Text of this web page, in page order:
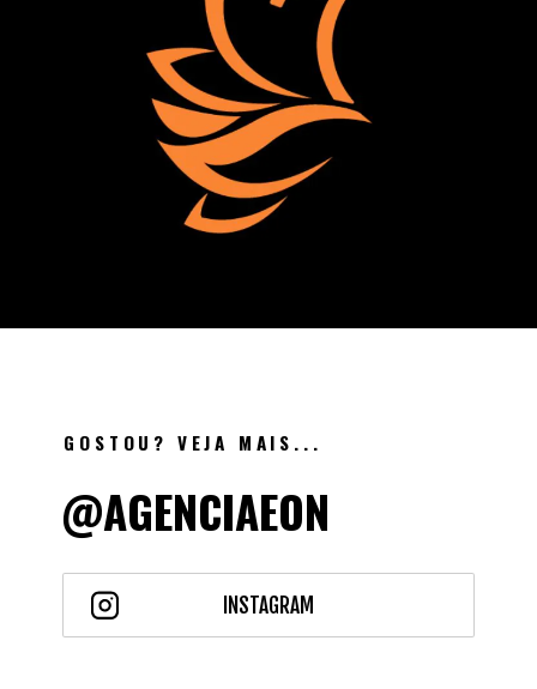
GOSTOU? VEJA MAIS...
INSTAGRAM
@AGENCIAEON